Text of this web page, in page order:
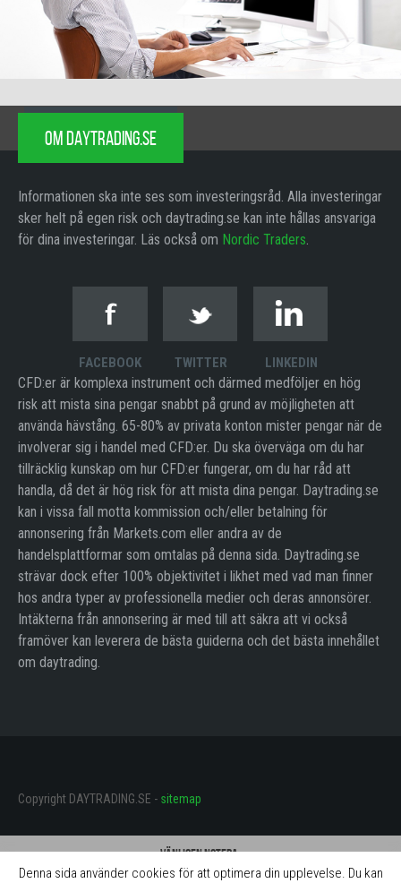
OM DAYTRADING.SE
Informationen ska inte ses som investeringsråd. Alla investeringar
sker helt på egen risk och daytrading.se kan inte hållas ansvariga
för dina investeringar. Läs också om Nordic Traders.
FACEBOOK TWITTER LINKEDIN
CFD:er är komplexa instrument och därmed medföljer en hög
risk att mista sina pengar snabbt på grund av möjligheten att
använda hävstång. 65-80% av privata konton mister pengar när de
involverar sig i handel med CFD:er. Du ska överväga om du har
tillräcklig kunskap om hur CFD:er fungerar, om du har råd att
handla, då det är hög risk för att mista dina pengar. Daytrading.se
kan i vissa fall motta kommission och/eller betalning för
annonsering från Markets.com eller andra av de
handelsplattformar som omtalas på denna sida. Daytrading.se
strävar dock efter 100% objektivitet i likhet med vad man finner
hos andra typer av professionella medier och deras annonsörer.
Intäkterna från annonsering är med till att säkra att vi också
framöver kan leverera de bästa guiderna och det bästa innehållet
om daytrading.
Copyright DAYTRADING.SE - sitemap
Denna sida använder cookies för att optimera din upplevelse. Du kan
Vänligen notera:
Daytrading.se får betalning för omnämnande av mäklarna på denna sida.